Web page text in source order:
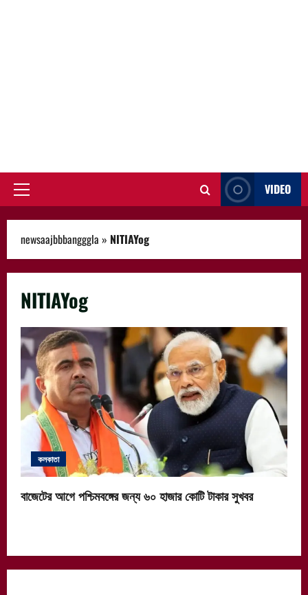
Primary
VIDEO
newsaajbbbangggla » NITIAYog
NITIAYog
কলকাতা
বাজেটের আগে পশ্চিমবঙ্গের জন্য ৬০ হাজার কোটি টাকার সুখবর